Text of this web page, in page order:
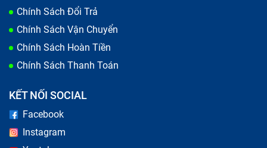
Chính Sách Đổi Trả
Chính Sách Vận Chuyển
Chính Sách Hoàn Tiền
Chính Sách Thanh Toán
KẾT NỐI SOCIAL
Facebook
Instagram